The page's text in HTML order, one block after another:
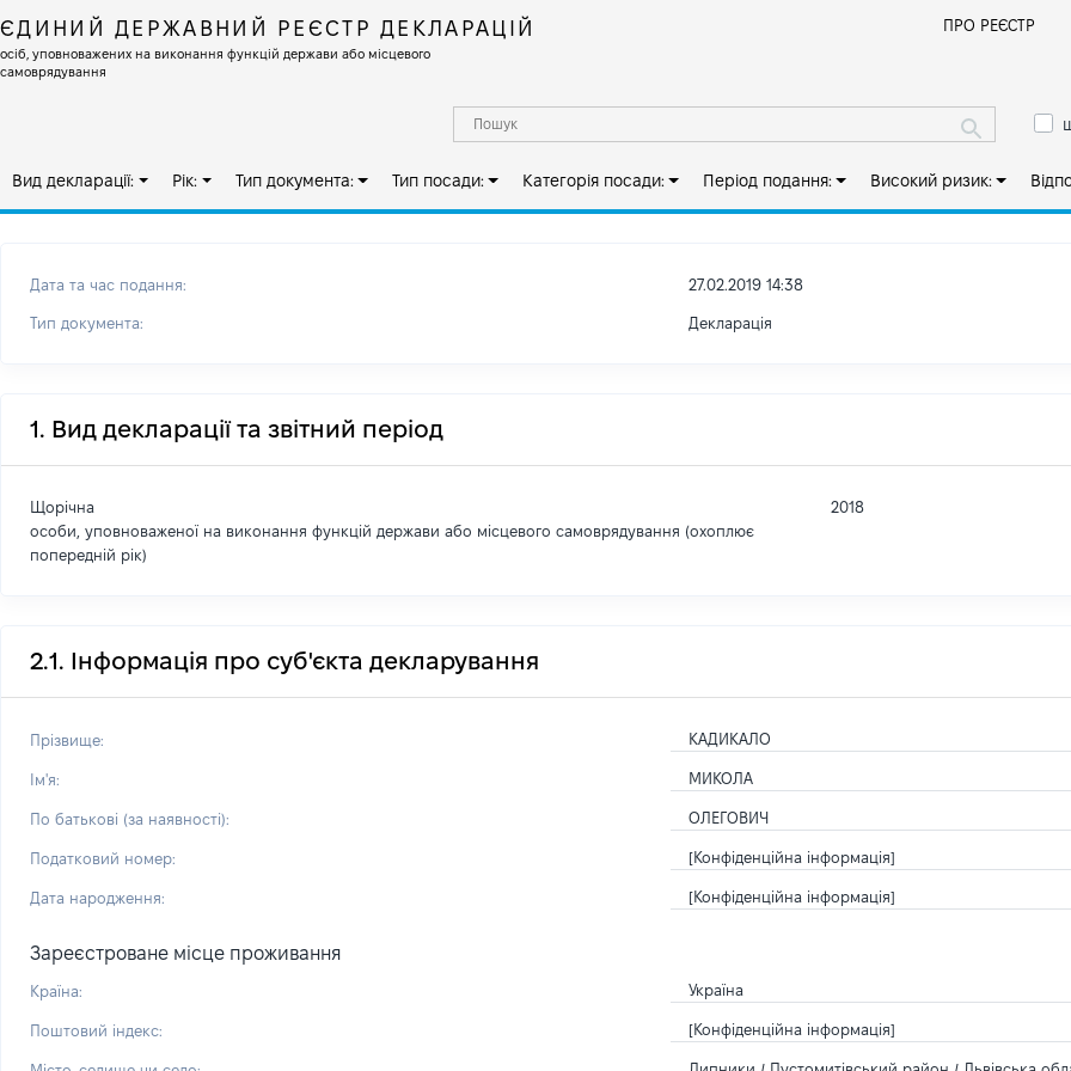
ЄДИНИЙ ДЕРЖАВНИЙ РЕЄСТР ДЕКЛАРАЦІЙ
осіб, уповноважених на виконання функцій держави або місцевого
самоврядування
ПРО РЕЄСТР
Вид декларації: Рік: Тип документа: Тип посади: Категорія посади: Період подання: Високий ризик:
Дата та час подання: 27.02.2019 14:38
Тип документа: Декларація
1. Вид декларації та звітний період
Щорічна
особи, уповноваженої на виконання функцій держави або місцевого самоврядування (охоплює
попередній рік)
2018
2.1. Інформація про суб'єкта декларування
Прізвище: КАДИКАЛО
Ім'я: МИКОЛА
По батькові (за наявності): ОЛЕГОВИЧ
Податковий номер: [Конфіденційна інформація]
Дата народження: [Конфіденційна інформація]
Зареєстроване місце проживання
Країна: Україна
Поштовий індекс: [Конфіденційна інформація]